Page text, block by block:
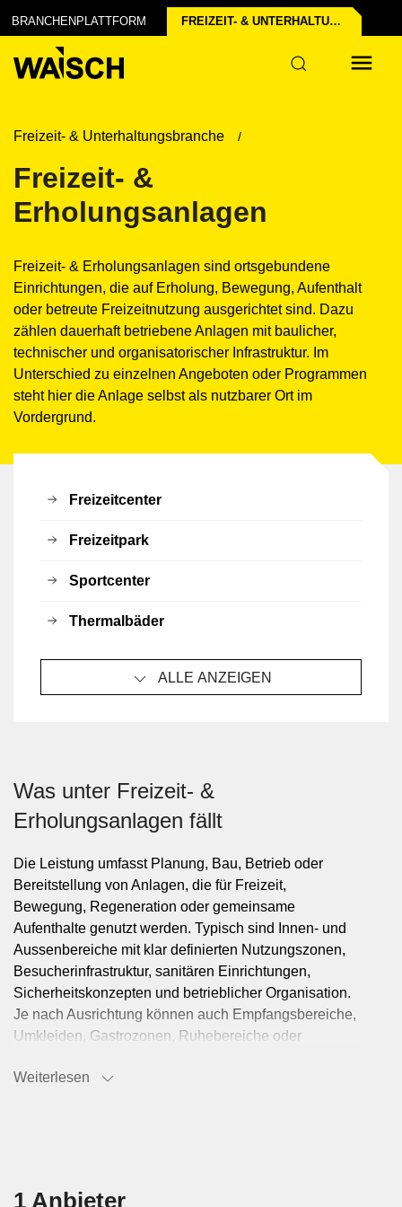
BRANCHENPLATTFORM FREIZEIT- & UNTERHALTUNGS­BRANCHE
Freizeit- & Unterhaltungsbranche
Freizeit- &
Erholungsanlagen
Freizeit- & Erholungsanlagen sind ortsgebundene
Einrichtungen, die auf Erholung, Bewegung, Aufenthalt
oder betreute Freizeitnutzung ausgerichtet sind. Dazu
zählen dauerhaft betriebene Anlagen mit baulicher,
technischer und organisatorischer Infrastruktur. Im
Unterschied zu einzelnen Angeboten oder Programmen
steht hier die Anlage selbst als nutzbarer Ort im
Vordergrund.
Freizeitcenter
Freizeitpark
Sportcenter
Thermalbäder
ALLE ANZEIGEN
Was unter Freizeit- &
Erholungsanlagen fällt
Die Leistung umfasst Planung, Bau, Betrieb oder
Bereitstellung von Anlagen, die für Freizeit,
Bewegung, Regeneration oder gemeinsame
Aufenthalte genutzt werden. Typisch sind Innen- und
Aussenbereiche mit klar definierten Nutzungszonen,
Besucherinfrastruktur, sanitären Einrichtungen,
Sicherheitskonzepten und betrieblicher Organisation.
Je nach Ausrichtung können auch Empfangsbereiche,
Umkleiden, Gastrozonen, Ruhebereiche oder
Freizeit- & Erholungsanlagen werden von Gemeinden,
Weiterlesen
1 Anbieter